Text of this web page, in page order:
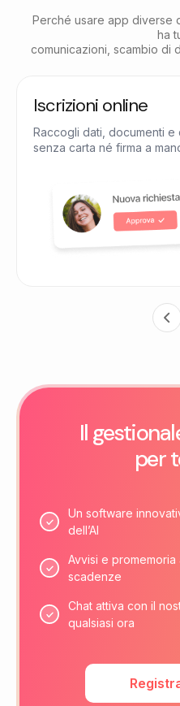
Perché usare app diverse
ha
comunicazioni, scambio di
Iscrizioni online
Raccogli dati, documenti e
senza carta né firma a
Il
per
Un software
dell’AI
Avvisi e
scadenze
Chat attiva con il
qualsiasi ora